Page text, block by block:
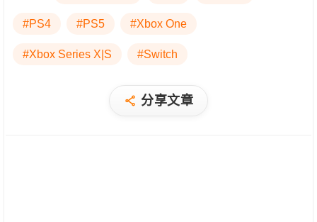
#PS4 #PS5 #Xbox One
#Xbox Series X|S #Switch
分享文章